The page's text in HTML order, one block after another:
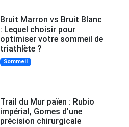
Bruit Marron vs Bruit Blanc
: Lequel choisir pour
optimiser votre sommeil de
triathlète ?
Sommeil
Trail du Mur païen : Rubio
impérial, Gomes d'une
précision chirurgicale